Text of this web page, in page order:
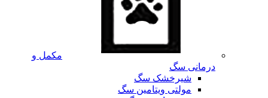
مکمل و
درمانی سگ
شیرخشک سگ
مولتی ویتامین سگ